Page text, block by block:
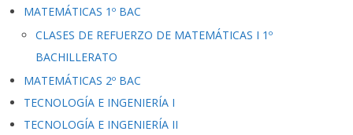
MATEMÁTICAS 1º BAC
CLASES DE REFUERZO DE MATEMÁTICAS I 1º
BACHILLERATO
MATEMÁTICAS 2º BAC
TECNOLOGÍA E INGENIERÍA I
TECNOLOGÍA E INGENIERÍA II